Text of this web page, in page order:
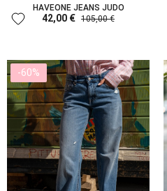
HAVEONE JEANS JUDO
42,00 € 105,00 €
favorite
-60%